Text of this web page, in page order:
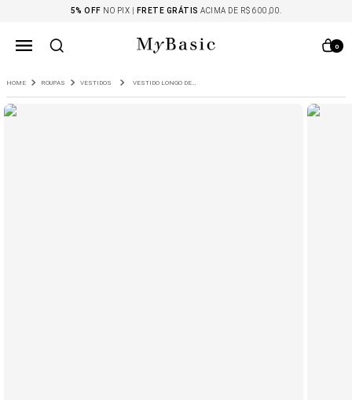
5% OFF NO PIX | FRETE GRÁTIS ACIMA DE R$ 600,00.
0
ROUPAS VESTIDOS VESTIDO LONGO DECOTE NADADOR LUANIVA VERDE CIDREIRA